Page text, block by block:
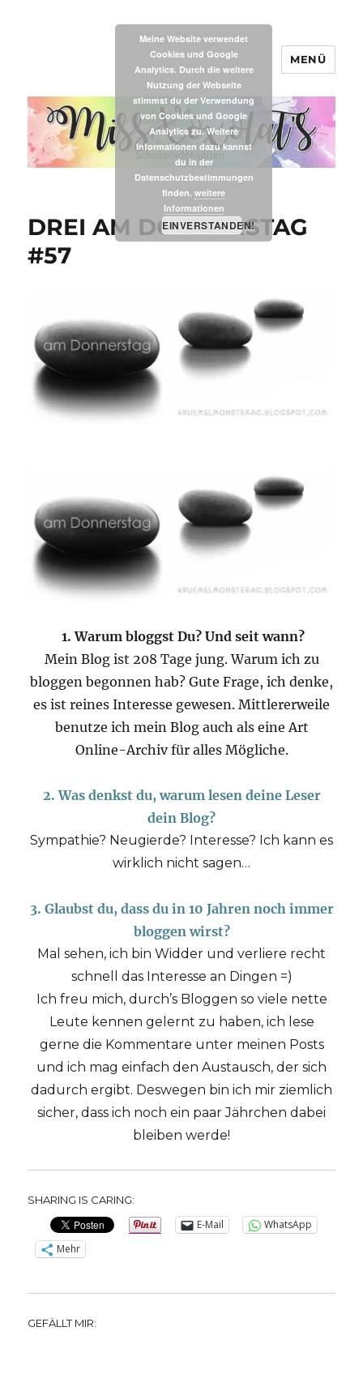
MissXoxolat's
MENÜ
DREI AM DONNERSTAG
#57
1. Warum bloggst Du? Und seit wann?
Mein Blog ist 208 Tage jung. Warum ich zu
bloggen begonnen hab? Gute Frage, ich denke,
es ist reines Interesse gewesen. Mittlererweile
benutze ich mein Blog auch als eine Art
Online-Archiv für alles Mögliche.
2. Was denkst du, warum lesen deine Leser
dein Blog?
Sympathie? Neugierde? Interesse? Ich kann es
wirklich nicht sagen…
3. Glaubst du, dass du in 10 Jahren noch immer
bloggen wirst?
Mal sehen, ich bin Widder und verliere recht
schnell das Interesse an Dingen =)
Ich freu mich, durch’s Bloggen so viele nette
Leute kennen gelernt zu haben, ich lese
gerne die Kommentare unter meinen Posts
und ich mag einfach den Austausch, der sich
dadurch ergibt. Deswegen bin ich mir ziemlich
sicher, dass ich noch ein paar Jährchen dabei
bleiben werde!
SHARING IS CARING:
E-Mail
WhatsApp
Mehr
GEFÄLLT MIR:
Meine Website verwendet
Cookies und Google
Analytics. Durch die weitere
Nutzung der Webseite
stimmst du der Verwendung
von Cookies und Google
Analytics zu. Weitere
Informationen dazu kannst
du in der
Datenschutzbestimmungen
finden. weitere
Informationen
EINVERSTANDEN!